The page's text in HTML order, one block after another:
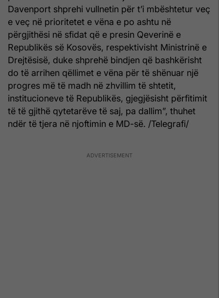
Davenport shprehi vullnetin për t’i mbështetur veç
e veç në prioritetet e vëna e po ashtu në
përgjithësi në sfidat që e presin Qeverinë e
Republikës së Kosovës, respektivisht Ministrinë e
Drejtësisë, duke shprehë bindjen që bashkërisht
do të arrihen qëllimet e vëna për të shënuar një
progres më të madh në zhvillim të shtetit,
institucioneve të Republikës, gjegjësisht përfitimit
të të gjithë qytetarëve të saj, pa dallim”, thuhet
ndër të tjera në njoftimin e MD-së. /Telegrafi/